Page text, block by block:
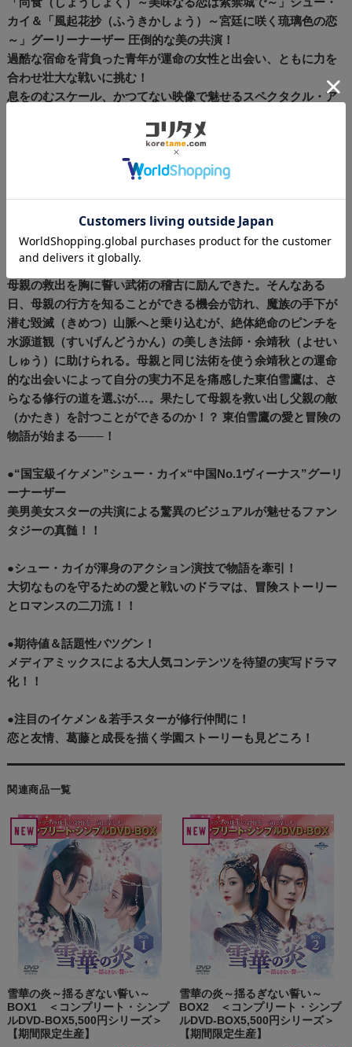
カイ＆「風起花抄（ふうきかしょう）～宮廷に咲く琉璃色の恋
～」グーリーナーザー 圧倒的な美の共演！
過酷な宿命を背負った青年が運命の女性と出会い、ともに力を
合わせ壮大な戦いに挑む！
息をのむスケール、かつてない映像で魅せるスペクタクル・ア
もっと強く――― 愛する者たちを守るため
領の若き領主・東伯雪鷹（とうはくせつよう）。それは太古
（たいこ）血脈の秘密を手に入れようとする伯父・墨陽琛（ぼ
くようちん）の仕業であり、以来、父親の敵（かたき）討ちと
母親の救出を胸に誓い武術の稽古に励んできた。そんなある
日、母親の行方を知ることができる機会が訪れ、魔族の手下が
潜む毀滅（きめつ）山脈へと乗り込むが、絶体絶命のピンチを
水源道観（すいげんどうかん）の美しき法師・余靖秋（よせい
しゅう）に助けられる。母親と同じ法術を使う余靖秋との運命
的な出会いによって自分の実力不足を痛感した東伯雪鷹は、さ
らなる修行の道を選ぶが…。果たして母親を救い出し父親の敵
（かたき）を討つことができるのか！？ 東伯雪鷹の愛と冒険の
物語が始まる───！
●“国宝級イケメン”シュー・カイ×“中国No.1ヴィーナス”グーリ
ーナーザー
美男美女スターの共演による驚異のビジュアルが魅せるファン
タジーの真髄！！
●シュー・カイが渾身のアクション演技で物語を牽引！
大切なものを守るための愛と戦いのドラマは、冒険ストーリー
とロマンスの二刀流！！
●期待値＆話題性バツグン！
メディアミックスによる大人気コンテンツを待望の実写ドラマ
化！！
●注目のイケメン＆若手スターが修行仲間に！
恋と友情、葛藤と成長を描く学園ストーリーも見どころ！
関連商品一覧
雪華の炎～揺るぎない誓い～
BOX1 ＜コンプリート・シンプ
ルDVD-BOX5,500円シリーズ＞
【期間限定生産】
雪華の炎～揺るぎない誓い～
BOX2 ＜コンプリート・シンプ
ルDVD-BOX5,500円シリーズ＞
【期間限定生産】